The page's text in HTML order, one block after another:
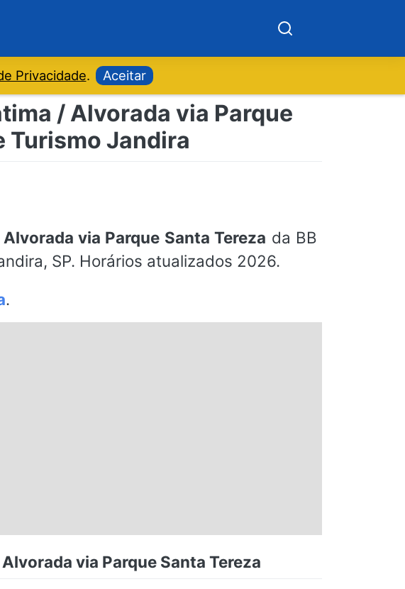
Privacidade. Aceitar
/ Alvorada via Parque
Turismo Jandira
via Parque Santa Tereza da BB
SP. Horários atualizados 2026.
.
via Parque Santa Tereza